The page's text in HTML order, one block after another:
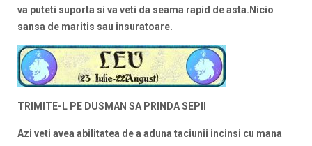
va puteti suporta si va veti da seama rapid de asta.Nicio
sansa de maritis sau insuratoare.
TRIMITE-L PE DUSMAN SA PRINDA SEPII
Azi veti avea abilitatea de a aduna taciunii incinsi cu mana